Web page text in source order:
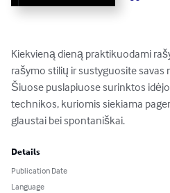
Kiekvieną dieną praktikuodami
rašymo stilių ir sustyguosite savas
Šiuose puslapiuose surinktos
technikos, kuriomis siekiama
glaustai bei spontaniškai.
Details
Publication Date
Language